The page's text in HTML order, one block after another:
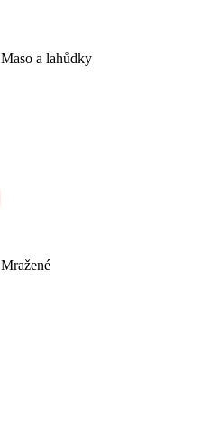
Maso a lahůdky
Mražené